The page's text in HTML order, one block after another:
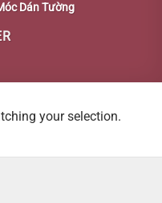
Dán Tường
your selection.